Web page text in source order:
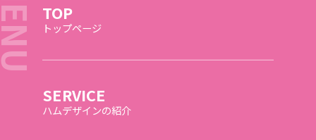
TOP
トップページ
SERVICE
ハムデザインの紹介